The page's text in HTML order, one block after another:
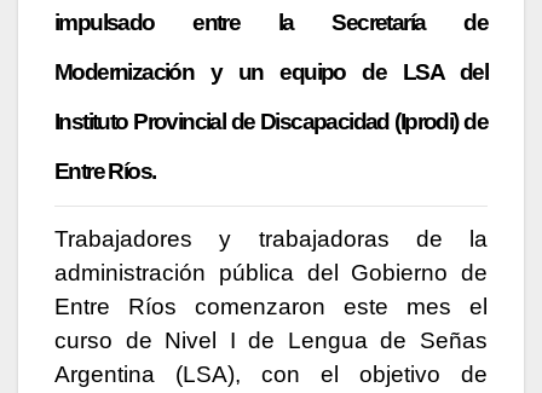
impulsado entre la Secretaría de
Modernización y un equipo de LSA del
Instituto Provincial de Discapacidad (Iprodi) de
Entre Ríos.
Trabajadores y trabajadoras de la
administración pública del Gobierno de
Entre Ríos comenzaron este mes el
curso de Nivel I de Lengua de Señas
Argentina (LSA), con el objetivo de